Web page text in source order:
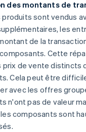
des montants de
produits sont vendus
les
de la
Cette
prix de vente distincts
Cela peut être
avec les offres
n'ont pas de valeur
composants sont